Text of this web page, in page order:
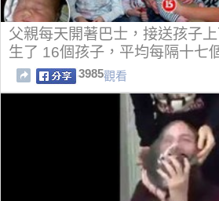
父親每天開著巴士，接送孩子
生了 16個孩子，平均每隔十七
3985觀看